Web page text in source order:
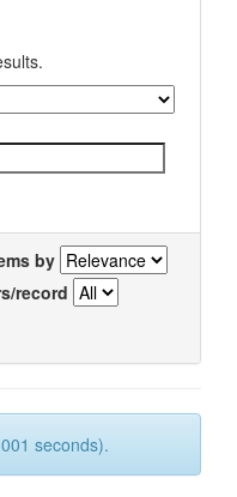
by
record
seconds).